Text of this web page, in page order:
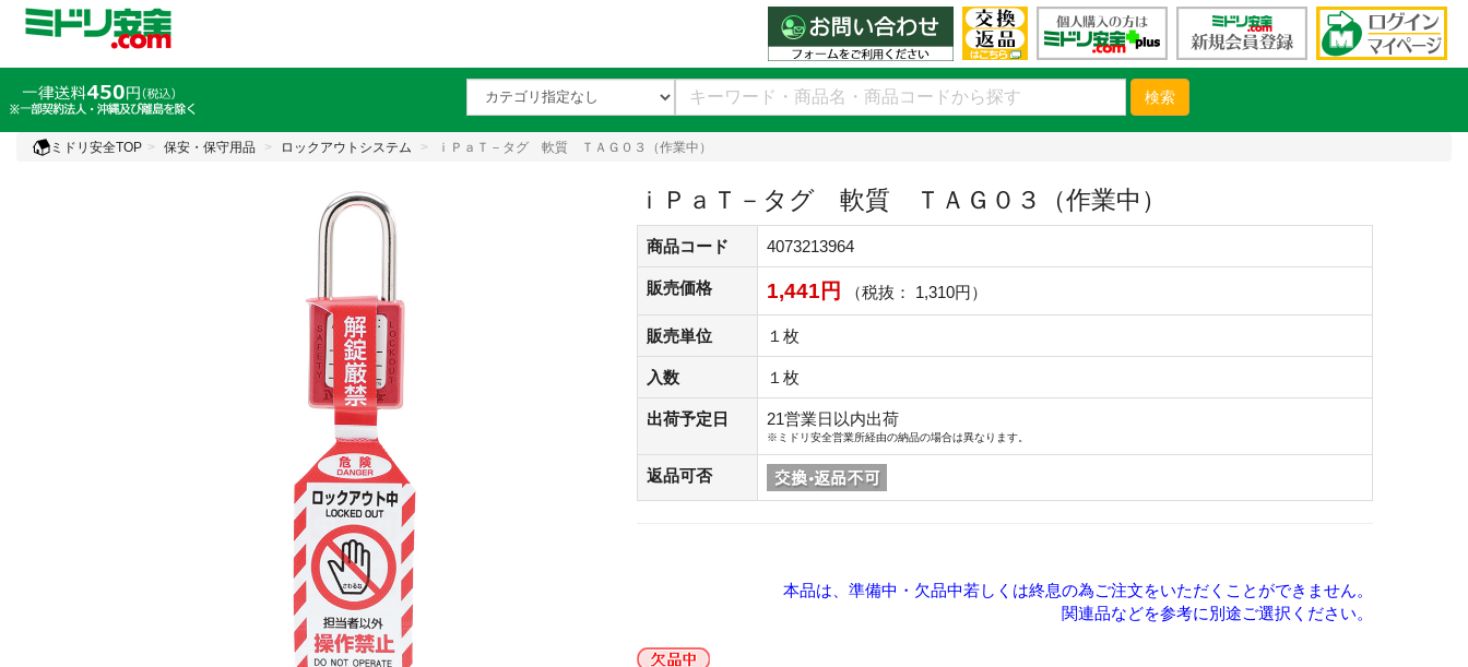
検索
ミドリ安全TOP 保安・保守用品 ロックアウトシステム ｉＰａＴ－タグ 軟質 ＴＡＧ０３（作業中）
ｉＰａＴ－タグ 軟質 ＴＡＧ０３（作業中）
商品コード 4073213964
販売価格 1,441円 （税抜： 1,310円）
販売単位 １枚
入数 １枚
出荷予定日 21営業日以内出荷
※ミドリ安全営業所経由の納品の場合は異なります。
返品可否
本品は、準備中・欠品中若しくは終息の為ご注文をいただくことができません。
関連品などを参考に別途ご選択ください。